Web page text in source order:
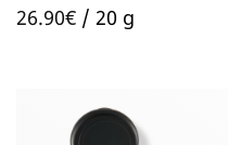
26.90€/ 20 g